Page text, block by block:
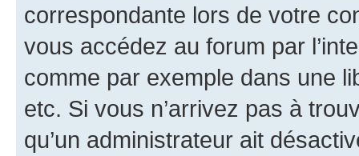
correspondante lors de votre
vous accédez au forum par
comme par exemple dans une
etc. Si vous n’arrivez pas à
qu’un administrateur ait